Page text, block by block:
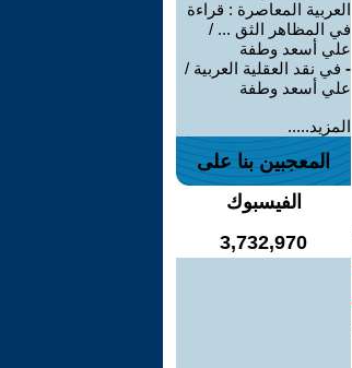
العربية المعاصرة : قراءة
في المظاهر الثق ... /
علي أسعد وطفة
- في نقد العقلية العربية /
علي أسعد وطفة
المزيد.....
المعجبين بنا على
الفيسبوك
3,732,970